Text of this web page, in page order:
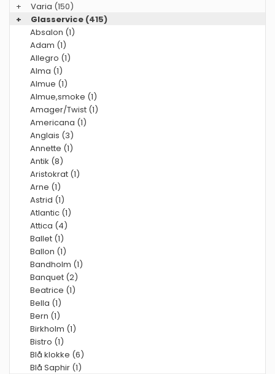
+
Varia (150)
+
Glasservice (415)
Absalon (1)
Adam (1)
Allegro (1)
Alma (1)
Almue (1)
Almue,smoke (1)
Amager/Twist (1)
Americana (1)
Anglais (3)
Annette (1)
Antik (8)
Aristokrat (1)
Arne (1)
Astrid (1)
Atlantic (1)
Attica (4)
Ballet (1)
Ballon (1)
Bandholm (1)
Banquet (2)
Beatrice (1)
Bella (1)
Bern (1)
Birkholm (1)
Bistro (1)
Blå klokke (6)
Blå Saphir (1)